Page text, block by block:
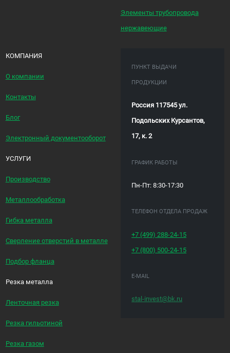
Элементы трубопровода
нержавеющие
КОМПАНИЯ
О компании
Контакты
Блог
Электронный документооборот
УСЛУГИ
Производство
Металлообработка
Гибка металла
Сверление отверстий в металле
Подбор фланца
Резка металла
Ленточная резка
Резка гильотиной
Резка газом
ПУНКТ ВЫДАЧИ
ПРОДУКЦИИ
Россия 117545 ул.
Подольских Курсантов,
17, к. 2
ГРАФИК РАБОТЫ
Пн-Пт: 8:30-17:30
ТЕЛЕФОН ОТДЕЛА ПРОДАЖ
+7 (499) 288-24-15
+7 (800) 500-24-15
E-MAIL
stal-invest@bk.ru